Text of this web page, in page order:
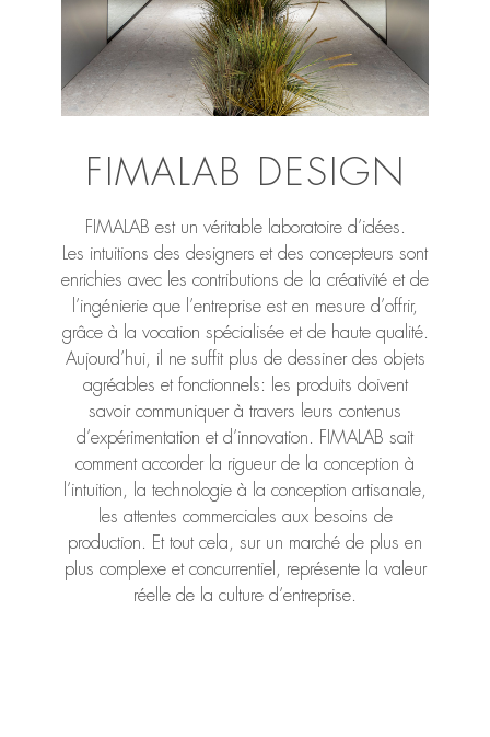
FIMALAB DESIGN
FIMALAB est un véritable laboratoire d’idées.
Les intuitions des designers et des concepteurs sont
enrichies avec les contributions de la créativité et de
l’ingénierie que l’entreprise est en mesure d’offrir,
grâce à la vocation spécialisée et de haute qualité.
Aujourd’hui, il ne suffit plus de dessiner des objets
agréables et fonctionnels: les produits doivent
savoir communiquer à travers leurs contenus
d’expérimentation et d’innovation. FIMALAB sait
comment accorder la rigueur de la conception à
l’intuition, la technologie à la conception artisanale,
les attentes commerciales aux besoins de
production. Et tout cela, sur un marché de plus en
plus complexe et concurrentiel, représente la valeur
réelle de la culture d’entreprise.